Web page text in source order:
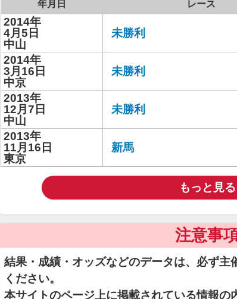
年月日 レース
2014年
4月5日
中山
未勝利
2014年
3月16日
中京
未勝利
2013年
12月7日
中山
未勝利
2013年
11月16日
東京
新馬
もっと見る
注意事
結果・成績・オッズなどのデータは、必ず主
ください。
本サイトのページ上に掲載されている情報の